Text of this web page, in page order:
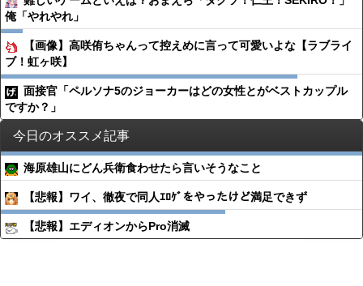
俺「やれやれ」
【画像】高咲侑ちゃんって控えめに言って可愛いよな【ラブライ
ブ！虹ヶ咲】
面接官「ペルソナ5のジョーカーはどの女性とがベストカップル
ですか？」
今日のオススメ記事
海原雄山にどん兵衛食わせたら言いそうなこと
【悲報】ワイ、徹夜で同人ｴﾛｹﾞをやったけど満足できず
【悲報】エディオンからPro消滅